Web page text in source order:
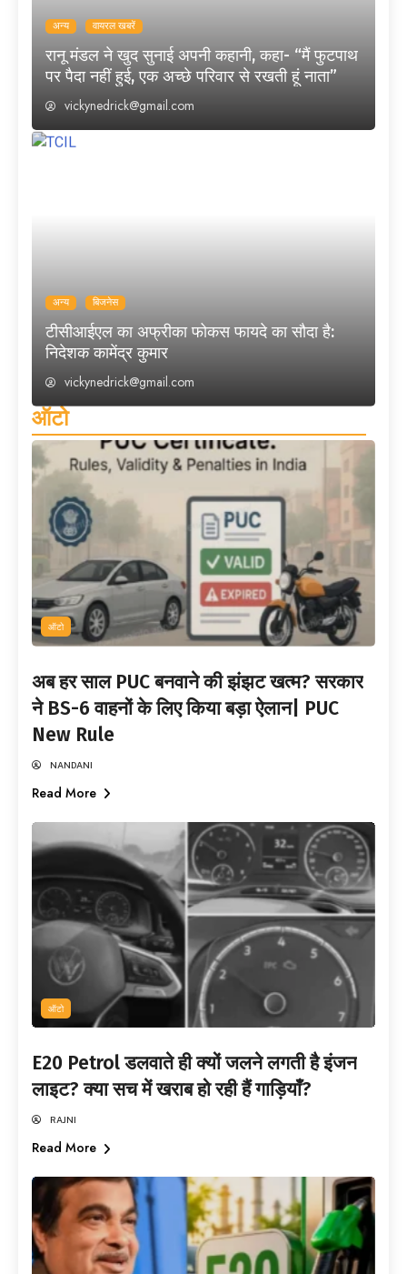
अन्य वायरल खबरें
रानू मंडल ने खुद सुनाई अपनी कहानी, कहा- “मैं फुटपाथ
पर पैदा नहीं हुई, एक अच्छे परिवार से रखती हूं नाता”
vickynedrick@gmail.com
अन्य बिजनेस
टीसीआईएल का अफ्रीका फोकस फायदे का सौदा है:
निदेशक कामेंद्र कुमार
vickynedrick@gmail.com
ऑटो
ऑटो
अब हर साल PUC बनवाने की झंझट खत्म? सरकार
ने BS-6 वाहनों के लिए किया बड़ा ऐलान| PUC
New Rule
NANDANI
Read More
ऑटो
E20 Petrol डलवाते ही क्यों जलने लगती है इंजन
लाइट? क्या सच में खराब हो रही हैं गाड़ियाँ?
RAJNI
Read More